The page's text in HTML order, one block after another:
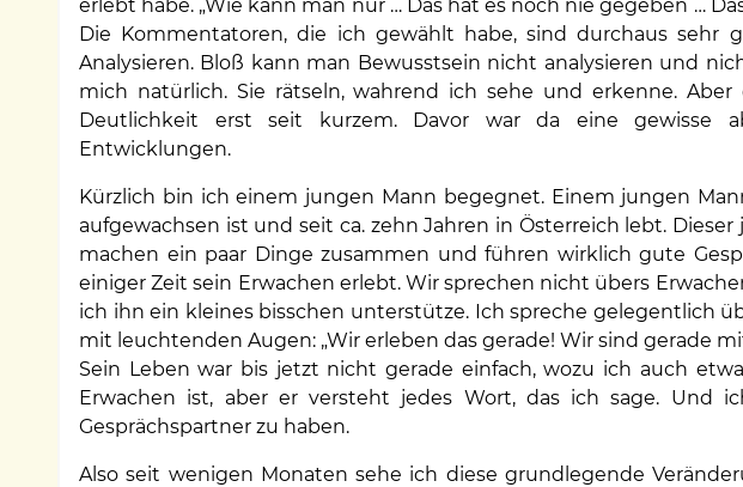
erlebt habe. „Wie kann man nur … Das hat es noch nie gegeben …
Die Kommentatoren, die ich gewählt habe, sind durchaus sehr
Analysieren. Bloß kann man Bewusstsein nicht analysieren und
mich natürlich. Sie rätseln, wahrend ich sehe und erkenne.
Deutlichkeit erst seit kurzem. Davor war da eine gewisse
Entwicklungen.
Kürzlich bin ich einem jungen Mann begegnet. Einem jungen
aufgewachsen ist und seit ca. zehn Jahren in Österreich lebt.
machen ein paar Dinge zusammen und führen wirklich gute
einiger Zeit sein Erwachen erlebt. Wir sprechen nicht übers
ich ihn ein kleines bisschen unterstütze. Ich spreche gelegentlich
mit leuchtenden Augen: „Wir erleben das gerade! Wir sind gerade
Sein Leben war bis jetzt nicht gerade einfach, wozu ich auch
Erwachen ist, aber er versteht jedes Wort, das ich sage. Und
Gesprächspartner zu haben.
Also seit wenigen Monaten sehe ich diese grundlegende